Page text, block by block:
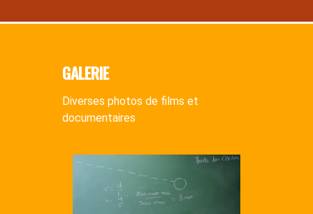
GALERIE
Diverses photos de films et
documentaires